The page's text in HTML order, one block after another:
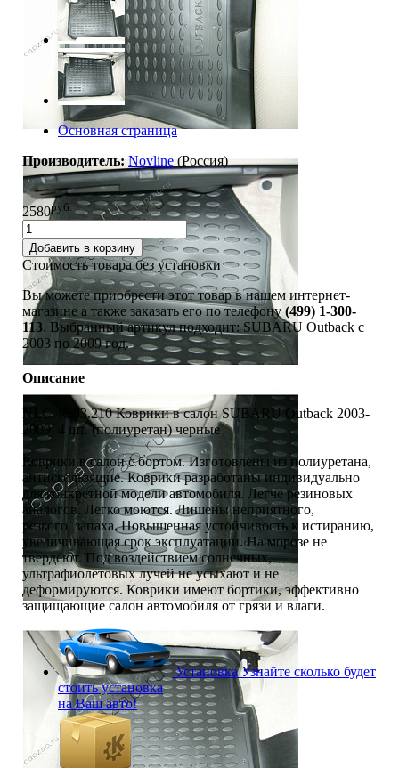
Основная страница
Производитель: Novline (Россия)
2580руб.
Добавить в корзину
Стоимость товара без установки
Вы можете приобрести этот товар в нашем интернет-
магазине а также заказать его по телефону(499) 1-300-
113. Выбранный артикул подходит: SUBARU Outback c
2003 по 2009 год.
Описание
NLC.46.03.210 Коврики в салон SUBARU Outback 2003-
2009, 4 шт. (полиуретан) черные
Коврики в салон с бортом. Изготовлены из полиуретана,
антискользящие. Коврики разработаны индивидуально
для конкретной модели автомобиля. Легче резиновых
аналогов. Легко моются. Лишены неприятного,
резкого запаха. Повышенная устойчивость к истиранию,
увеличивающая срок эксплуатации. На морозе не
твердеют. Под воздействием солнечных,
ультрафиолетовых лучей не усыхают и не
деформируются. Коврики имеют бортики, эффективно
защищающие салон автомобиля от грязи и влаги.
УстановкаУзнайте сколько будет
стоить установка
на Ваш авто!